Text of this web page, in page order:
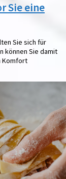
Sie eine
Sie sich für
können Sie damit
Komfort